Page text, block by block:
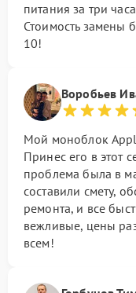
питания за три
Стоимость замены
10!
Воробьев
Мой моноблок
Принес его в этот
проблема была в
составили смету,
ремонта, и все
вежливые, цены
всем!